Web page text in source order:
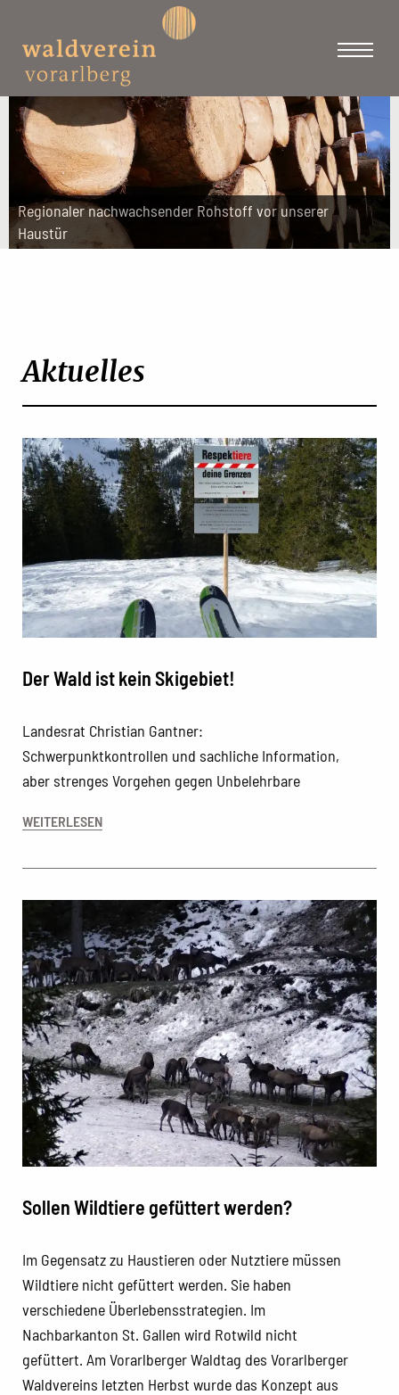
Regionaler nachwachsender Rohstoff vor unserer
Haustür
Aktuelles
Der Wald ist kein Skigebiet!
Landesrat Christian Gantner:
Schwerpunktkontrollen und sachliche Information,
aber strenges Vorgehen gegen Unbelehrbare
WEITERLESEN
Sollen Wildtiere gefüttert werden?
Im Gegensatz zu Haustieren oder Nutztiere müssen
Wildtiere nicht gefüttert werden. Sie haben
verschiedene Überlebensstrategien. Im
Nachbarkanton St. Gallen wird Rotwild nicht
gefüttert. Am Vorarlberger Waldtag des Vorarlberger
Waldvereins letzten Herbst wurde das Konzept aus